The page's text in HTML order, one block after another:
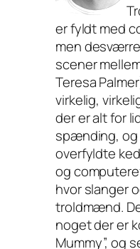
er fyldt med
men
scener
Teresa
virkelig,
der er alt for
spænding, og
overfyldte
og
hvor slanger
troldmænd.
noget der er
Mummy”, og